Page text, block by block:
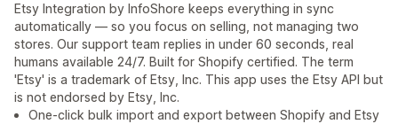
Etsy Integration by InfoShore keeps everything in sync
automatically — so you focus on selling, not managing two
stores. Our support team replies in under 60 seconds, real
humans available 24/7. Built for Shopify certified. The term
'Etsy' is a trademark of Etsy, Inc. This app uses the Etsy API but
is not endorsed by Etsy, Inc.
One-click bulk import and export between Shopify and Etsy